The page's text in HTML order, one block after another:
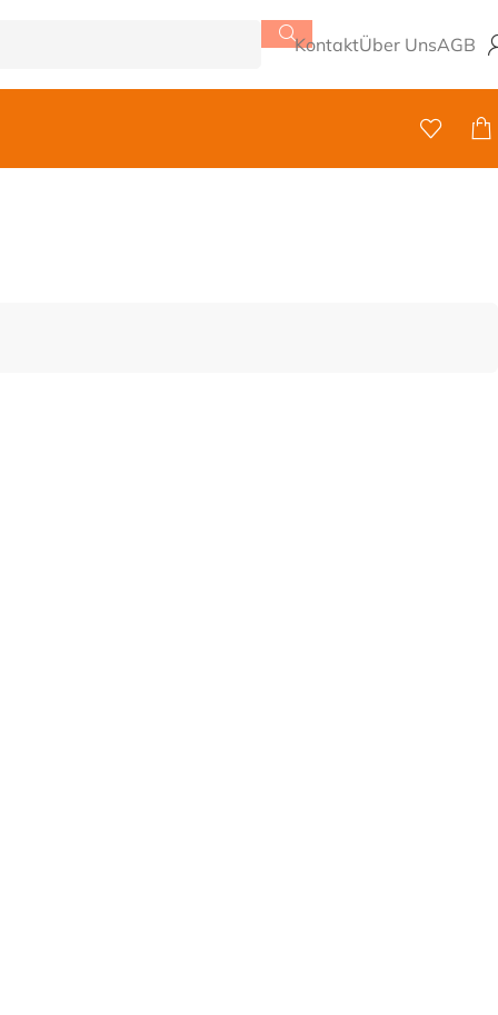
KontaktÜber UnsAGB